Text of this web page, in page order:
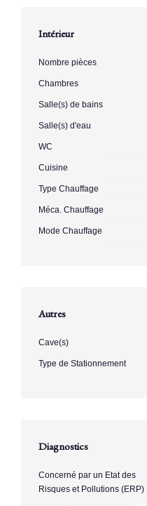
Intérieur
Nombre pièces
Chambres
Salle(s) de bains
Salle(s) d'eau
WC
Cuisine
Type Chauffage
Méca. Chauffage
Mode Chauffage
Autres
Cave(s)
Type de Stationnement
Diagnostics
Concerné par un Etat des
Risques et Pollutions (ERP)